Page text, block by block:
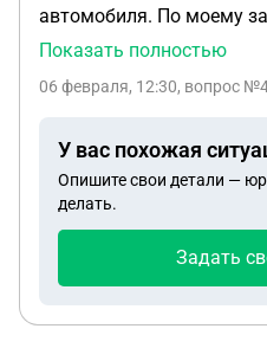
автомобиля. По моему
описания события,
компания отказ
подобных служб.
страховой?
Показать полностью
06 февраля, 12:30, вопрос
У вас похожая
Опишите свои детали —
делать.
Задать